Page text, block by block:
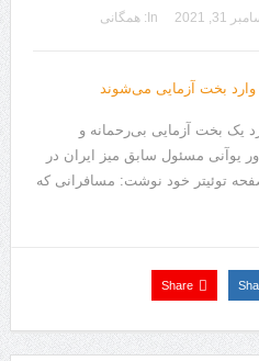
31, 2021
In:
همگانی
یک بخت آزمایی بی‌رحمانه و
یوآنی مسئول سابق میز ایران در
جمعه ۱۰دی در صفحه توئیتر خود نوشت: مسافرانی که
Share